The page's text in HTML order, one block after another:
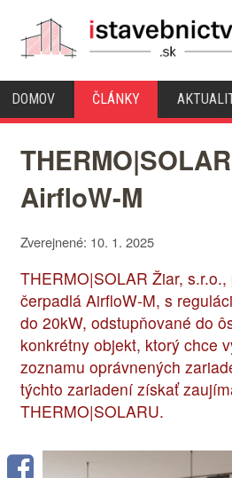
DOMOV ČLÁNKY
AirfloW-M
Zverejnené: 10. 1. 2025
THERMO|SOLAR Žiar,
čerpadlá AirfloW-M, s
do 20kW, odstupňované do
konkrétny objekt, ktorý chce
zoznamu oprávnených
týchto zariadení získať
THERMO|SOLARU.